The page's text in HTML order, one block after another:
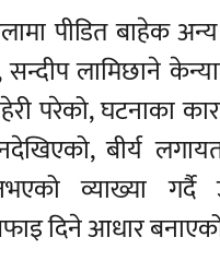
पीडित बाहेक
लामिछाने
परेको, घटनाका
बीर्य
व्याख्या
दिने आधार